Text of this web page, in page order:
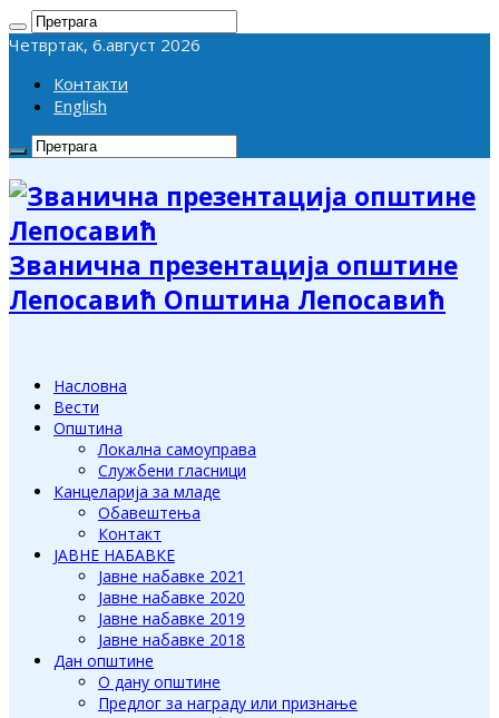
Четвртак, 6.август 2026
Контакти
English
Званична презентација општине
Лепосавић Општина Лепосавић
Насловна
Вести
Општина
Локална самоуправа
Службени гласници
Канцеларија за младе
Обавештења
Контакт
ЈАВНЕ НАБАВКЕ
Јавне набавке 2021
Јавне набавке 2020
Јавне набавке 2019
Јавне набавке 2018
Дан општине
О дану општине
Предлог за награду или признање